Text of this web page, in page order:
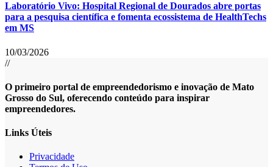
Laboratório Vivo: Hospital Regional de Dourados abre portas
para a pesquisa científica e fomenta ecossistema de HealthTechs
em MS
10/03/2026
//
O primeiro portal de empreendedorismo e inovação de Mato
Grosso do Sul, oferecendo conteúdo para inspirar
empreendedores.
Links Úteis
Privacidade